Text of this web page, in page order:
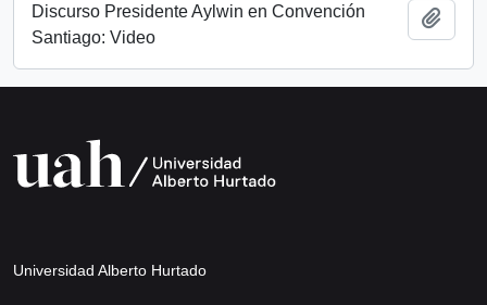
Discurso Presidente Aylwin en Convención
Santiago: Video
Universidad Alberto Hurtado